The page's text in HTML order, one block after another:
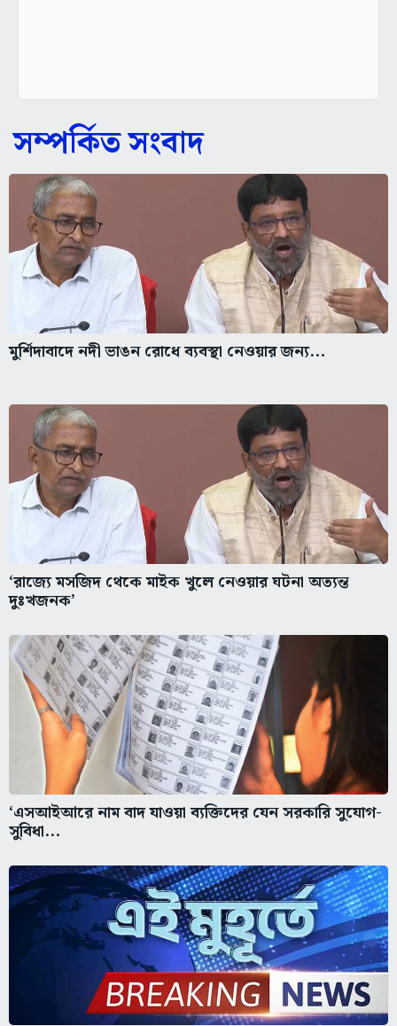
সম্পর্কিত সংবাদ
মুর্শিদাবাদে নদী ভাঙন রোধে ব্যবস্থা নেওয়ার জন্য...
‘রাজ্যে মসজিদ থেকে মাইক খুলে নেওয়ার ঘটনা অত্যন্ত
দুঃখজনক’
‘এসআইআরে নাম বাদ যাওয়া ব্যক্তিদের যেন সরকারি সুযোগ-
সুবিধা...